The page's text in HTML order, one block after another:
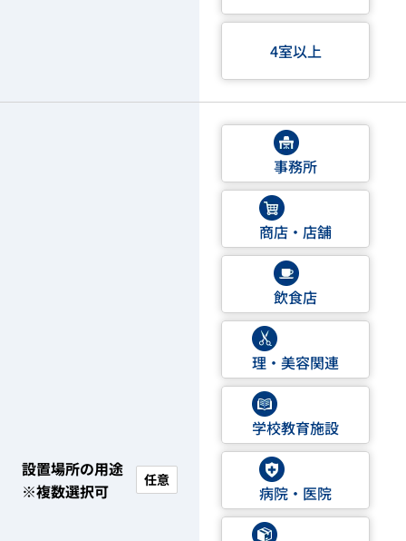
4室以上
設置場所の用途
※複数選択可
任意
事務所
商店・店舗
飲食店
理・美容関連
学校教育施設
病院・医院